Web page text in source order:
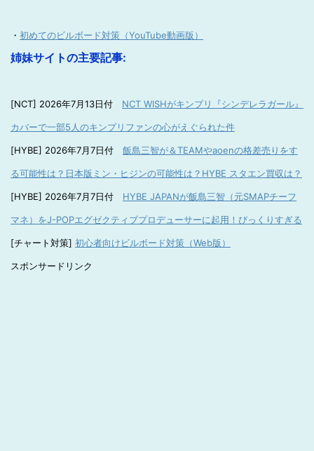
・ 初めてのビルボード対策（YouTube動画版）
姉妹サイトの主要記事:
[NCT] 2026年7月13日付 NCT WISHがキンプリ『シンデレラガール』
カバーで一部5人のキンプリファンの心がえぐられた件
[HYBE] 2026年7月7日付 飯島三智が＆TEAMやaoenの格差売りをす
る可能性は？日本版ミン・ヒジンの可能性は？HYBE スタエン買収は？
[HYBE] 2026年7月7日付 HYBE JAPANが飯島三智（元SMAPチーフ
マネ）をJ-POPエグゼクティブプロデューサーに起用！びっくりすぎる
[チャート対策] 初心者向けビルボード対策（Web版）
スポンサードリンク